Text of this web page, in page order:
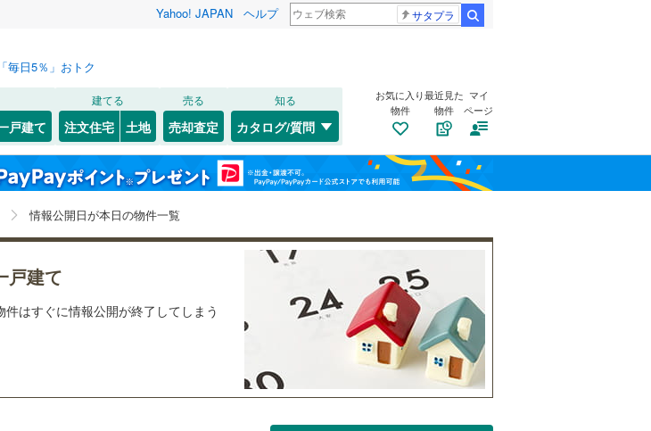
Yahoo! JAPAN ヘルプ サタプラ
毎日5％」おトク
戸建て
建てる
注文住宅 土地
売る
売却査定
知る
カタログ/質問
お気に入り
物件
最近見た
物件
マイ
ページ
情報公開日が本日の物件一覧
戸建て
はすぐに情報公開が終了してしまう
秋田 山形 福島
千葉 茨城
三重
広島 山口
宮城野区(3) 若林区(0)
泉区(0)
塩竈市(0) 気仙沼市(0)
名取市 角田市
岩沼市(0) 登米市(0)
刈田郡七ヶ宿町 (0)
常磐線(0) 仙山線(0)
石巻線(0) 気仙沼線(0)
陸羽東線(0) 東北新幹線(0)
仙台空港アクセス線( 0
オール電化（0） トイレ２か所（0）
ビルトインガレージ（0） 太陽光発電システム（0）
防犯カメラ（0）
南道路 （
）
件を保存しました
知は、 マイページから設定できます。
、価格未定を含む、建築条件付き土
未定を含む、本日公開
検索条件を保存する
お気に入りリストを見る
閉じる
お気に入りリストを見る
閉じる